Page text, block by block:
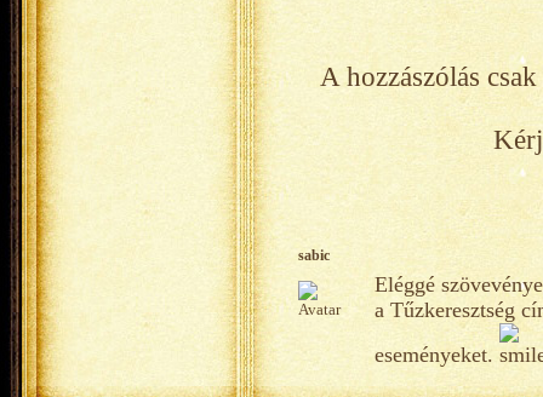
A hozzászólás
sabic
Eléggé
a Tűzkeresztség
eseményeket.